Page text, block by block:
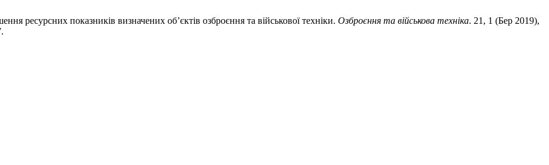
ресурсних показників визначених об’єктів озброєння та військової техніки. Озброєння та військова техніка. 21, 1 (Бер 2019),